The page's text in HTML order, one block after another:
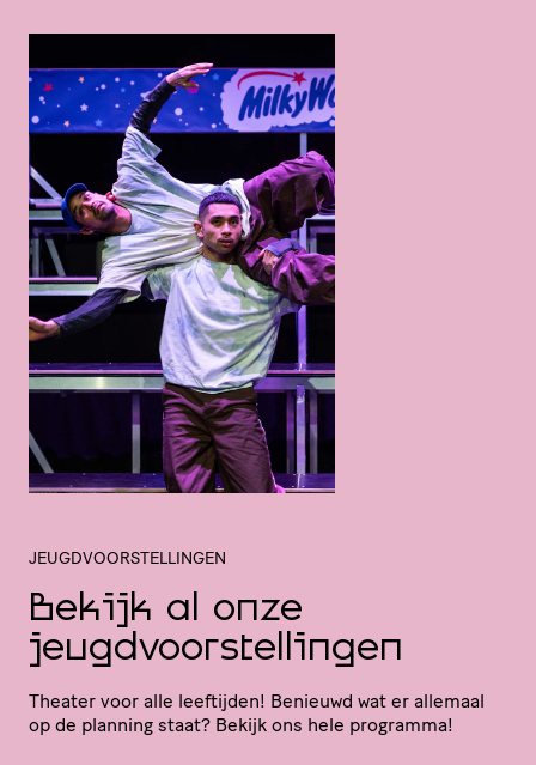
JEUGDVOORSTELLINGEN
Bekijk al onze
jeugdvoorstellingen
Theater voor alle leeftijden! Benieuwd wat er allemaal
op de planning staat? Bekijk ons hele programma!